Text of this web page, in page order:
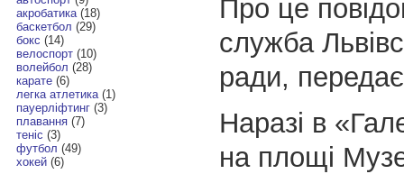
акробатика(18)
баскетбол (29)
бокс (14)
велоспорт(10)
волейбол (28)
карате(6)
легка атлетика(1)
пауерліфтинг(3)
плавання(7)
теніс (3)
футбол (49)
хокей(6)
Про це
служба
ради,
Наразі в
на площі